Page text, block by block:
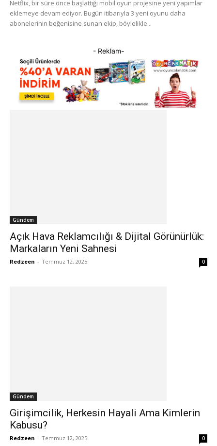
Netflix, bir süre önce başlattığı mobil oyun projesine yeni yapımlar
eklemeye devam ediyor. Bugün itibarıyla 3 yeni oyunu daha
abonelerinin beğenisine sunan ekip, böylelikle...
- Reklam-
Gündem
Açık Hava Reklamcılığı & Dijital Görünürlük:
Markaların Yeni Sahnesi
Redzeen - Temmuz 12, 2025 0
Gündem
Girişimcilik, Herkesin Hayali Ama Kimlerin
Kabusu?
Redzeen - Temmuz 12, 2025 0